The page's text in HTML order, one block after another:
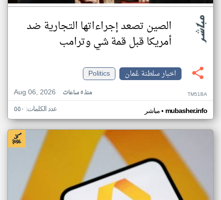
الصين تصعد إجراءاتها التجارية ضد
أمريكا قبل قمة شي وترامب
اخبار سلطنة عُمان
Politics
Aug 06, 2026
منذ ٥ ساعات TM51BA
مباشر• mubasher.info عدد الكلمات: ٥٥٠